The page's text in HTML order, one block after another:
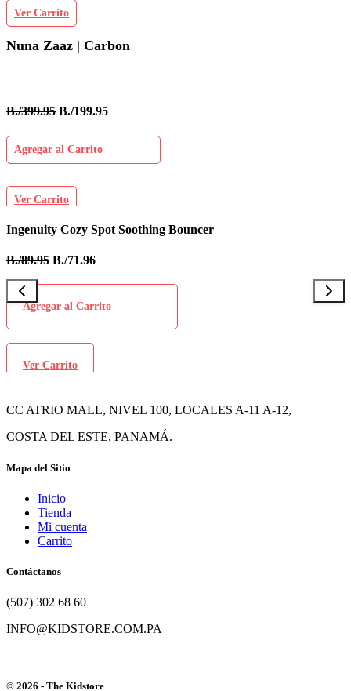
Ver Carrito
Nuna Zaaz | Carbon
B./399.95 B./199.95
Agregar al Carrito
Ver Carrito
Ingenuity Cozy Spot Soothing Bouncer
B./89.95 B./71.96
Agregar al Carrito
Ver Carrito
CC ATRIO MALL, NIVEL 100, LOCALES A-11 A-12,
COSTA DEL ESTE, PANAMÁ.
Mapa del Sitio
Inicio
Tienda
Mi cuenta
Carrito
Contáctanos
(507) 302 68 60
INFO@KIDSTORE.COM.PA
© 2026 - The Kidstore